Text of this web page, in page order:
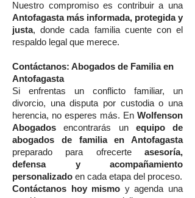
Nuestro compromiso es contribuir a una
Antofagasta más informada, protegida y
justa, donde cada familia cuente con el
respaldo legal que merece.
Contáctanos: Abogados de Familia en
Antofagasta
Si enfrentas un conflicto familiar, un
divorcio, una disputa por custodia o una
herencia, no esperes más. En Wolfenson
Abogados encontrarás un equipo de
abogados de familia en Antofagasta
preparado para ofrecerte asesoría,
defensa y acompañamiento
personalizado en cada etapa del proceso.
Contáctanos hoy mismo y agenda una